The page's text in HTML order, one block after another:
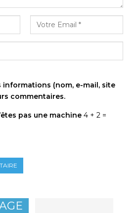
informations (nom, e-mail, site
commentaires.
pas une machine 4 + 2 =